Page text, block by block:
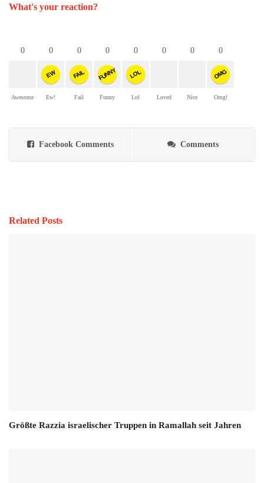
What's your reaction?
0
Awesome
0
EW
Ew!
0
FAIL
Fail
0
FUNNY
Funny
0
LOL
Lol
0
Loved
0
Nice
0
OMG
Omg!
Facebook Comments Comments
Related Posts
Größte Razzia israelischer Truppen in Ramallah seit Jahren